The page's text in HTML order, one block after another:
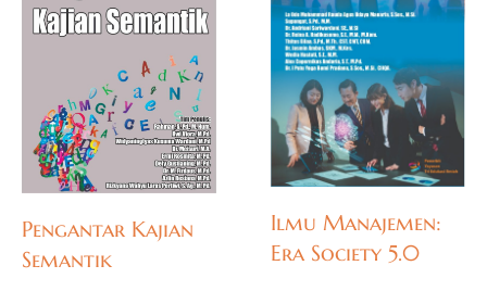
Pengantar Kajian
Semantik
Ilmu Manajemen:
Era Society 5.0